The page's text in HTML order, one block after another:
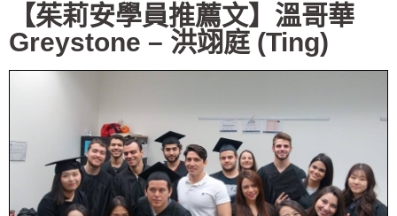
【茱莉安學員推薦文】溫哥華
Greystone – 洪翊庭 (Ting)